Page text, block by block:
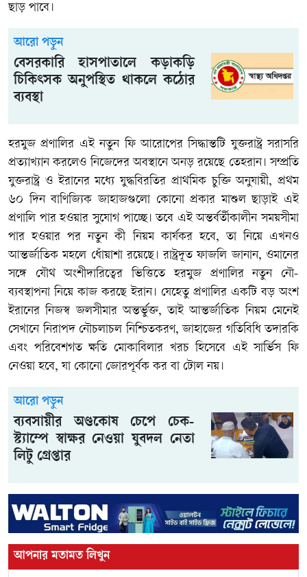
ছাড় পাবে।
আরো পড়ুন
বেসরকারি হাসপাতালে কড়াকড়ি
চিকিৎসক অনুপস্থিত থাকলে কঠোর
ব্যবস্থা
হরমুজ প্রণালির এই নতুন ফি আরোপের সিদ্ধান্তটি যুক্তরাষ্ট্র সরাসরি
প্রত্যাখ্যান করলেও নিজেদের অবস্থানে অনড় রয়েছে তেহরান। সম্প্রতি
যুক্তরাষ্ট্র ও ইরানের মধ্যে যুদ্ধবিরতির প্রাথমিক চুক্তি অনুযায়ী, প্রথম
৬০ দিন বাণিজ্যিক জাহাজগুলো কোনো প্রকার মাশুল ছাড়াই এই
প্রণালি পার হওয়ার সুযোগ পাচ্ছে। তবে এই অন্তর্বর্তীকালীন সময়সীমা
পার হওয়ার পর নতুন কী নিয়ম কার্যকর হবে, তা নিয়ে এখনও
আন্তর্জাতিক মহলে ধোঁয়াশা রয়েছে। রাষ্ট্রদূত ফাজলি জানান, ওমানের
সঙ্গে যৌথ অংশীদারিত্বের ভিত্তিতে হরমুজ প্রণালির নতুন নৌ-
ব্যবস্থাপনা নিয়ে কাজ করছে ইরান। যেহেতু প্রণালির একটি বড় অংশ
ইরানের নিজস্ব জলসীমার অন্তর্ভুক্ত, তাই আন্তর্জাতিক নিয়ম মেনেই
সেখানে নিরাপদ নৌচলাচল নিশ্চিতকরণ, জাহাজের গতিবিধি তদারকি
এবং পরিবেশগত ক্ষতি মোকাবিলার খরচ হিসেবে এই সার্ভিস ফি
নেওয়া হবে, যা কোনো জোরপূর্বক কর বা টোল নয়।
আরো পড়ুন
ব্যবসায়ীর অণ্ডকোষ চেপে চেক-
স্ট্যাম্পে স্বাক্ষর নেওয়া যুবদল নেতা
লিটু গ্রেপ্তার
আপনার মতামত লিখুন